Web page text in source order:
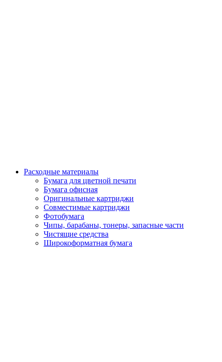
Расходные материалы
Бумага для цветной печати
Бумага офисная
Оригинальные картриджи
Совместимые картриджи
Фотобумага
Чипы, барабаны, тонеры, запасные части
Чистящие средства
Широкоформатная бумага